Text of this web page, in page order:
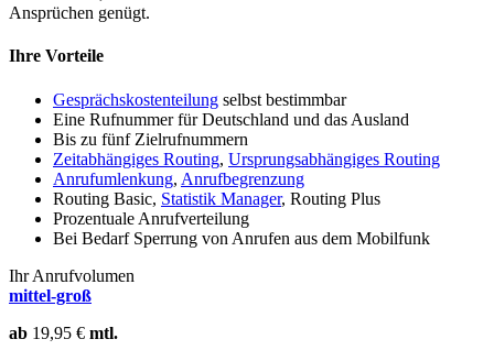
Ansprüchen genügt.
Ihre Vorteile
Gesprächskostenteilung selbst bestimmbar
Eine Rufnummer für Deutschland und das Ausland
Bis zu fünf Zielrufnummern
Zeitabhängiges Routing, Ursprungsabhängiges Routing
Anrufumlenkung, Anrufbegrenzung
Routing Basic, Statistik Manager, Routing Plus
Prozentuale Anrufverteilung
Bei Bedarf Sperrung von Anrufen aus dem Mobilfunk
Ihr Anrufvolumen
mittel-groß
ab 19,95 € mtl.